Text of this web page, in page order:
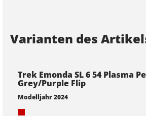
Varianten des
Trek Emonda SL 6 54 Plasma
Grey/Purple Flip
Modelljahr 2024